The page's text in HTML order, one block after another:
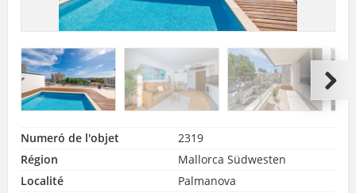
Numeró de l'objet
2319
Région
Mallorca Südwesten
Localité
Palmanova